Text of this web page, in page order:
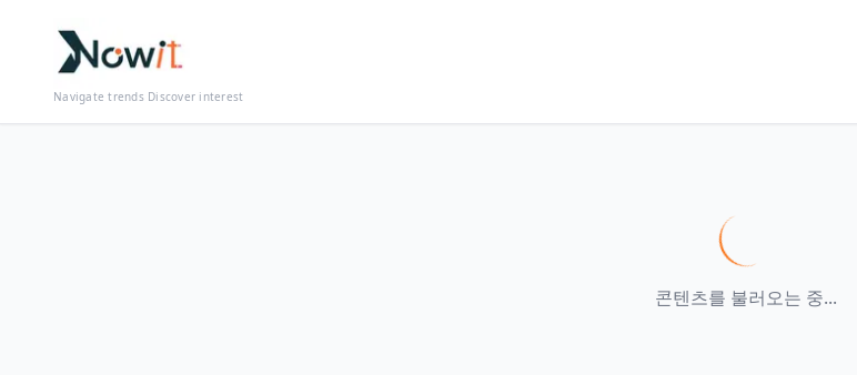
Navigate trends Discover interest
콘텐츠를 불러오는 중...